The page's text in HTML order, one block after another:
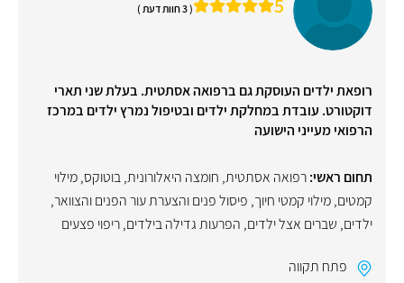
( 3 חוות דעת )
רופאת ילדים העוסקת גם ברפואה אסתטית. בעלת שני תארי
דוקטורט. עובדת במחלקת ילדים ובטיפול נמרץ ילדים במרכז
הרפואי מעייני הישועה
תחום ראשי:רפואה אסתטית, חומצה היאלורונית,בוטוקס,מילוי
קמטים,מילוי קמטי חיוך, פיסול פנים והצערת עור הפנים והצוואר,
ילדים, שברים אצל ילדים, הפרעות גדילה בילדים,ריפוי פצעים
פתח תקווה